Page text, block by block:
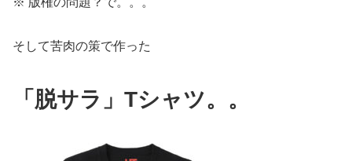
そして苦肉の策で作った
「脱サラ」Tシャツ。。